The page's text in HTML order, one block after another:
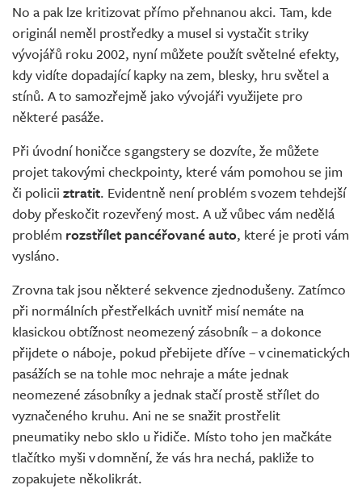
No a pak lze kritizovat přímo přehnanou akci. Tam, kde
originál neměl prostředky a musel si vystačit s triky
vývojářů roku 2002, nyní můžete použít světelné efekty,
kdy vidíte dopadající kapky na zem, blesky, hru světel a
stínů. A to samozřejmě jako vývojáři využijete pro
některé pasáže.
Při úvodní honičce s gangstery se dozvíte, že můžete
projet takovými checkpointy, které vám pomohou se jim
či policii ztratit. Evidentně není problém s vozem tehdejší
doby přeskočit rozevřený most. A už vůbec vám nedělá
problém rozstřílet pancéřované auto, které je proti vám
vysláno.
Zrovna tak jsou některé sekvence zjednodušeny. Zatímco
při normálních přestřelkách uvnitř misí nemáte na
klasickou obtížnost neomezený zásobník – a dokonce
přijdete o náboje, pokud přebijete dříve – v cinematických
pasážích se na tohle moc nehraje a máte jednak
neomezené zásobníky a jednak stačí prostě střílet do
vyznačeného kruhu. Ani ne se snažit prostřelit
pneumatiky nebo sklo u řidiče. Místo toho jen mačkáte
tlačítko myši v domnění, že vás hra nechá, pakliže to
zopakujete několikrát.